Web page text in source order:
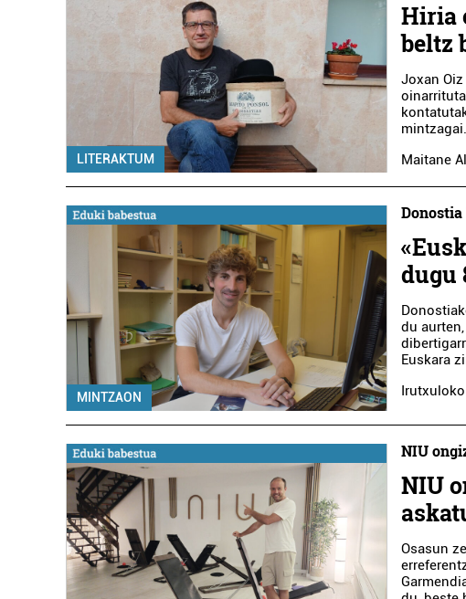
LITERAKTUM
Hiria
beltz
Joxan
mintzagai.
Maitane
MINTZAON
dugu
du
Euskara
NIU
NIU
Osasun